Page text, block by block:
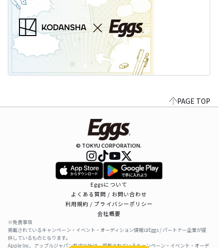
PAGE TOP
© TOKYU CORPORATION.
Eggsについて
よくある質問 / お問い合わせ
利用規約 / プライバシーポリシー
会社概要
※免責事項
掲載されているキャンペーン・イベント・オーディション情報はEggs / パートナー企業が提
供しているものとなります。
Apple Inc、アップルジャパン株式会社は、掲載されているキャンペーン・イベント・オーデ